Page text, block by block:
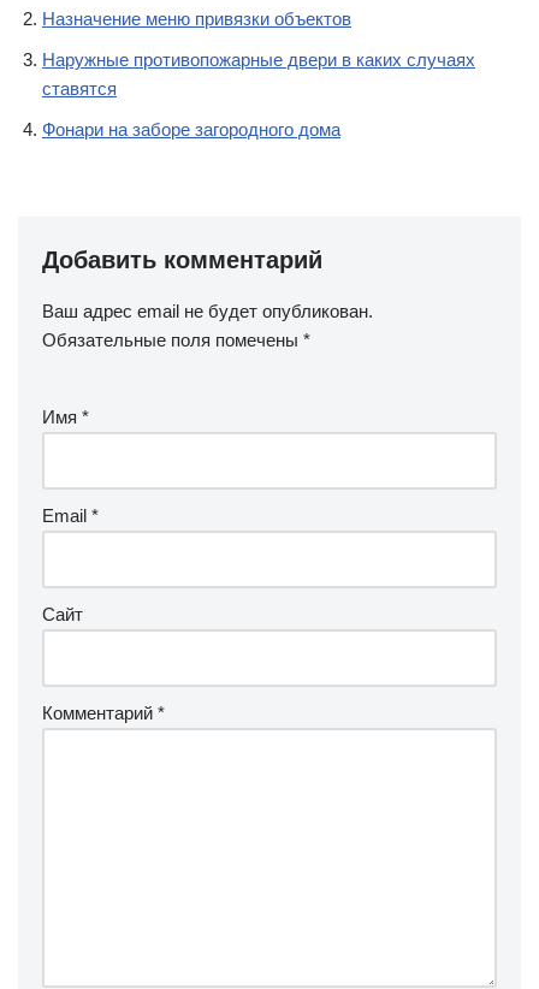
Назначение меню привязки объектов
Наружные противопожарные двери в каких случаях
ставятся
Фонари на заборе загородного дома
Добавить комментарий
Ваш адрес email не будет опубликован.
Обязательные поля помечены *
Имя *
Email *
Сайт
Комментарий *